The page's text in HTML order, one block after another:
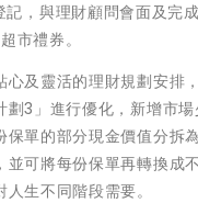
記，與理財顧問會面及完
市禮券。
心及靈活的理財規劃安排
劃3」進行優化，新增市
保單的部分現金價值分拆
並可將每份保單再轉換成
生不同階段需要。